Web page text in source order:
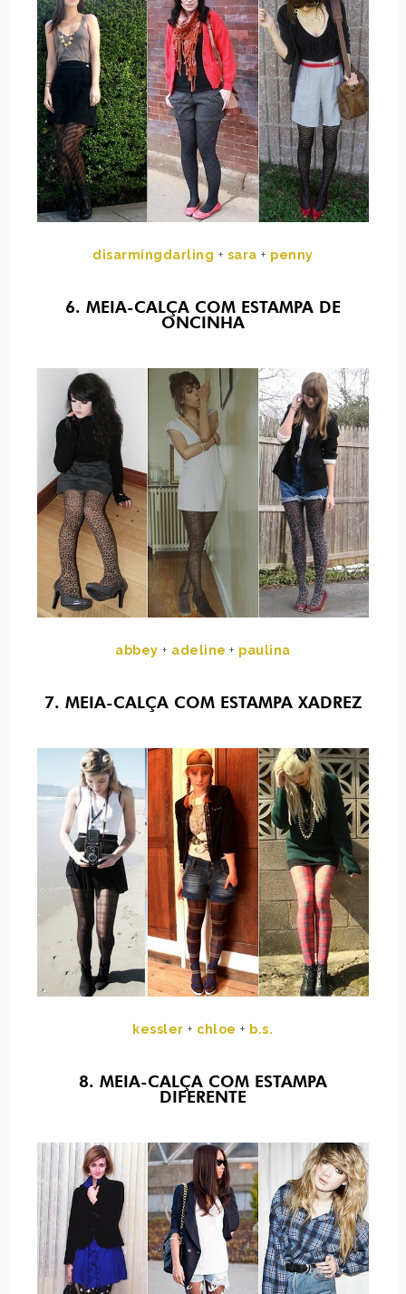
disarmingdarling + sara + penny
6. MEIA-CALÇA COM ESTAMPA DE
ONCINHA
abbey + adeline+ paulina
7. MEIA-CALÇA COM ESTAMPA XADREZ
kessler + chloe + b.s.
8. MEIA-CALÇA COM ESTAMPA
DIFERENTE